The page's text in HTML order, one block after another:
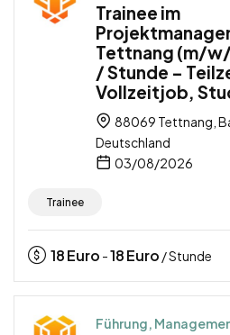
Trainee im
Tettnang (m/
/ Stunde –
Vollzeitjob,
88069 Tettnang,
Deutschland
03/08/2026
Trainee
18Euro -18Euro / Stunde
Führung,